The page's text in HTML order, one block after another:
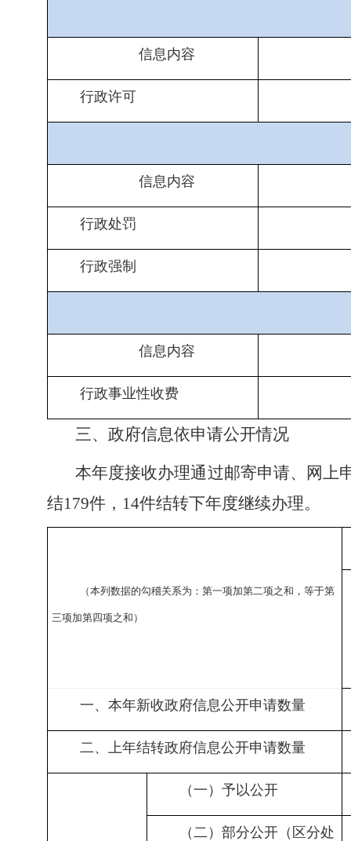
信息内容
行政许可
信息内容
行政处罚
行政强制
信息内容
行政事业性收费
三、政府信息依申请公开情况
本年度接收办理通过邮寄申请、网上
结179件，14件结转下年度继续办理。
（本列数据的勾稽关系为：第一项加第二项之和，等于第
三项加第四项之和）
一、本年新收政府信息公开申请数量
二、上年结转政府信息公开申请数量
（一）予以公开
（二）部分公开（区分处